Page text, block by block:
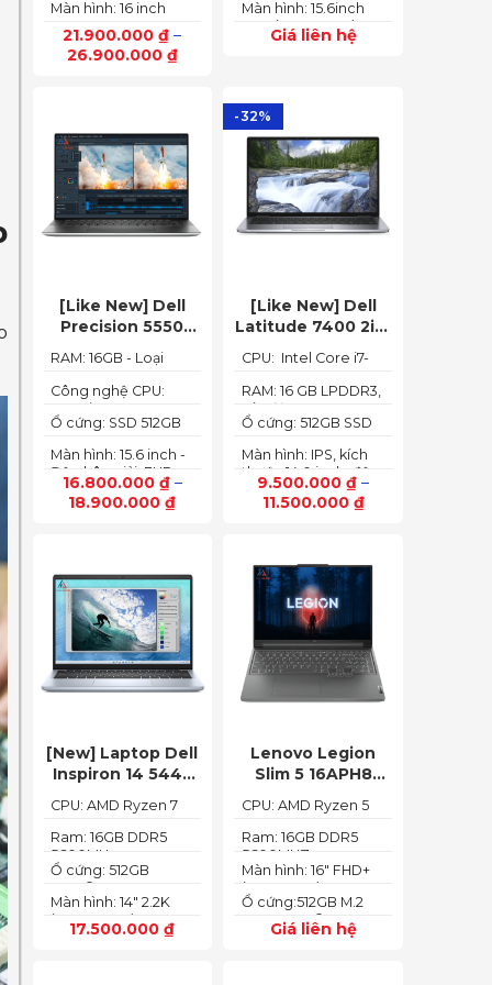
165Hz)
21.900.000₫ –
26.900.000 ₫
Màn hình: 16 inch
SlimBezel, sRGB
100%, Acer
6GB (140W)
Giá liên hệ
Màn hình: 15.6inch
FHD (1920x1080) IPS
300nits Anti-glare,
up to 4.40GHz, 12MB
Cache)
[Like New] Dell
Precision 5550
(Core i7-10850H,
RAM 16GB, SSD
512GB, Nvidia
Quadro T1000 4G,
Màn 15.6” FHD+)
16.800.000 ₫–
18.900.000₫
Màn hình: 15.6 inch -
Độ phân giải: FHD+
(1920 x 1200 px)
Ổ cứng: SSD 512GB
Công nghệ CPU:
Core i7-10750H, 6
nhân, 12 luồng
RAM: 16GB - Loại
-32%
[Like New] Dell
Latitude 7400 2in1
TOUCH – Core i7
8665U | Ram 16G |
SSD 512G | màn
hình 14 inch FHD
Cảm ứng x360
9.500.000₫ –
11.500.000 ₫
Màn hình: IPS, kích
thước 14.0 inch, độ
phân giải Full HD
(1920 x 1080)
Ổ cứng: 512GB SSD
RAM: 16 GB LPDDR3,
tốc độ 2133 MHz
CPU: Intel Core i7-
[New] Laptop Dell
Inspiron 14 5445
(Ram 16GB SSD
512GB AMD
Radeon 780M Màn
14inch 2.2K)
17.500.000₫
Màn hình: 14" 2.2K
(2240X1400)
Ổ cứng: 512GB
PCIe® NVMe™ M.2
SSD
Ram: 16GB DDR5
5600MHz
CPU: AMD Ryzen 7
Lenovo Legion
Slim 5 16APH8
RAM 16GB SSD
512GB RTX 4060
16″ FHD+ 144Hz)
Giá liên hệ
Ổ cứng:512GB M.2
2280 PCIe® 4.0 x4
Màn hình: 16" FHD+
(1920x1200) IPS
Ram: 16GB DDR5
5600MHZ
CPU: AMD Ryzen 5